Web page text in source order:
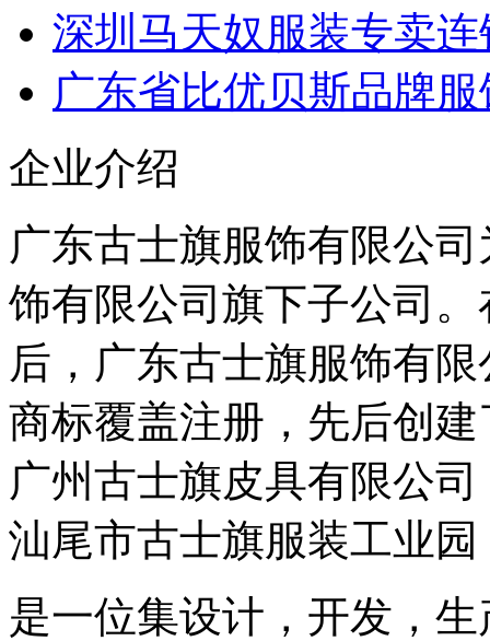
深圳马天奴服装专卖
广东省比优贝斯品牌
企业介绍
广东古士旗服饰有限公
饰有限公司旗下子公司
后，广东古士旗服饰有
商标覆盖注册，先后创
广州古士旗皮具有限公
汕尾市古士旗服装工业
是一位集设计，开发，